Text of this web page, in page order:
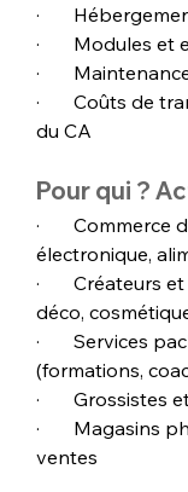
·
·       Modules
·
·       Coûts
du CA
Pour qui ?
·
électronique,
·
déco,
·       Services
(formations,
·
·
ventes